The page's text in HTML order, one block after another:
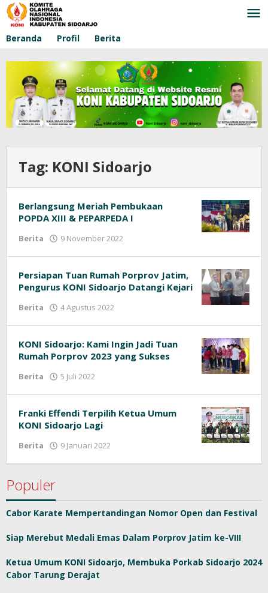
Lewati
ke
Beranda Profil Berita
Tag: KONI Sidoarjo
Berlangsung Meriah Pembukaan
POPDA XIII & PEPARPEDA I
Berita 9 November 2022
Persiapan Tuan Rumah Porprov Jatim,
Pengurus KONI Sidoarjo Datangi Kejari
Berita 4 Agustus 2022
KONI Sidoarjo: Kami Ingin Jadi Tuan
Rumah Porprov 2023 yang Sukses
Berita 5 Juli 2022
Franki Effendi Terpilih Ketua Umum
KONI Sidoarjo Lagi
Berita 9 Januari 2022
Populer
Cabor Karate Mempertandingan Nomor Open dan Festival
Siap Merebut Medali Emas Dalam Porprov Jatim ke-VIII
Ketua Umum KONI Sidoarjo, Membuka Porkab Sidoarjo 2024
Cabor Tarung Derajat